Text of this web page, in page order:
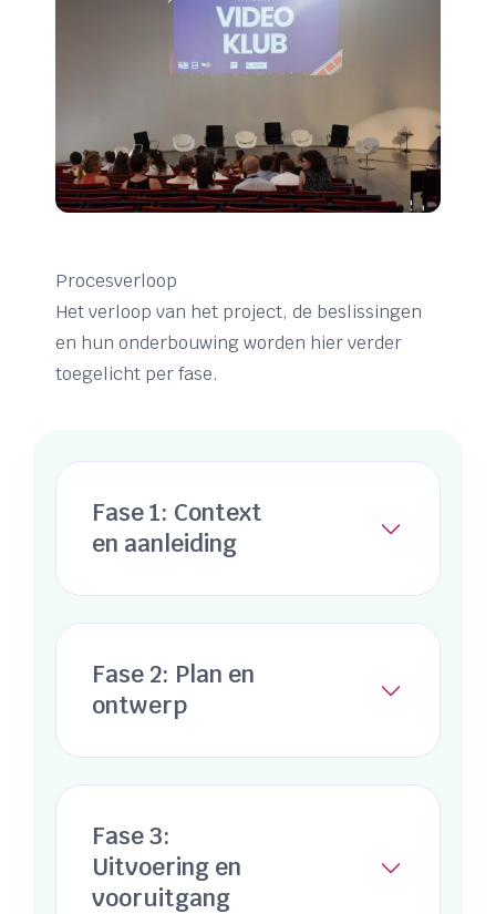
Procesverloop
Het verloop van het project, de beslissingen
en hun onderbouwing worden hier verder
toegelicht per fase.
Fase 1: Context
en aanleiding
Fase 2: Plan en
ontwerp
Fase 3:
Uitvoering en
vooruitgang